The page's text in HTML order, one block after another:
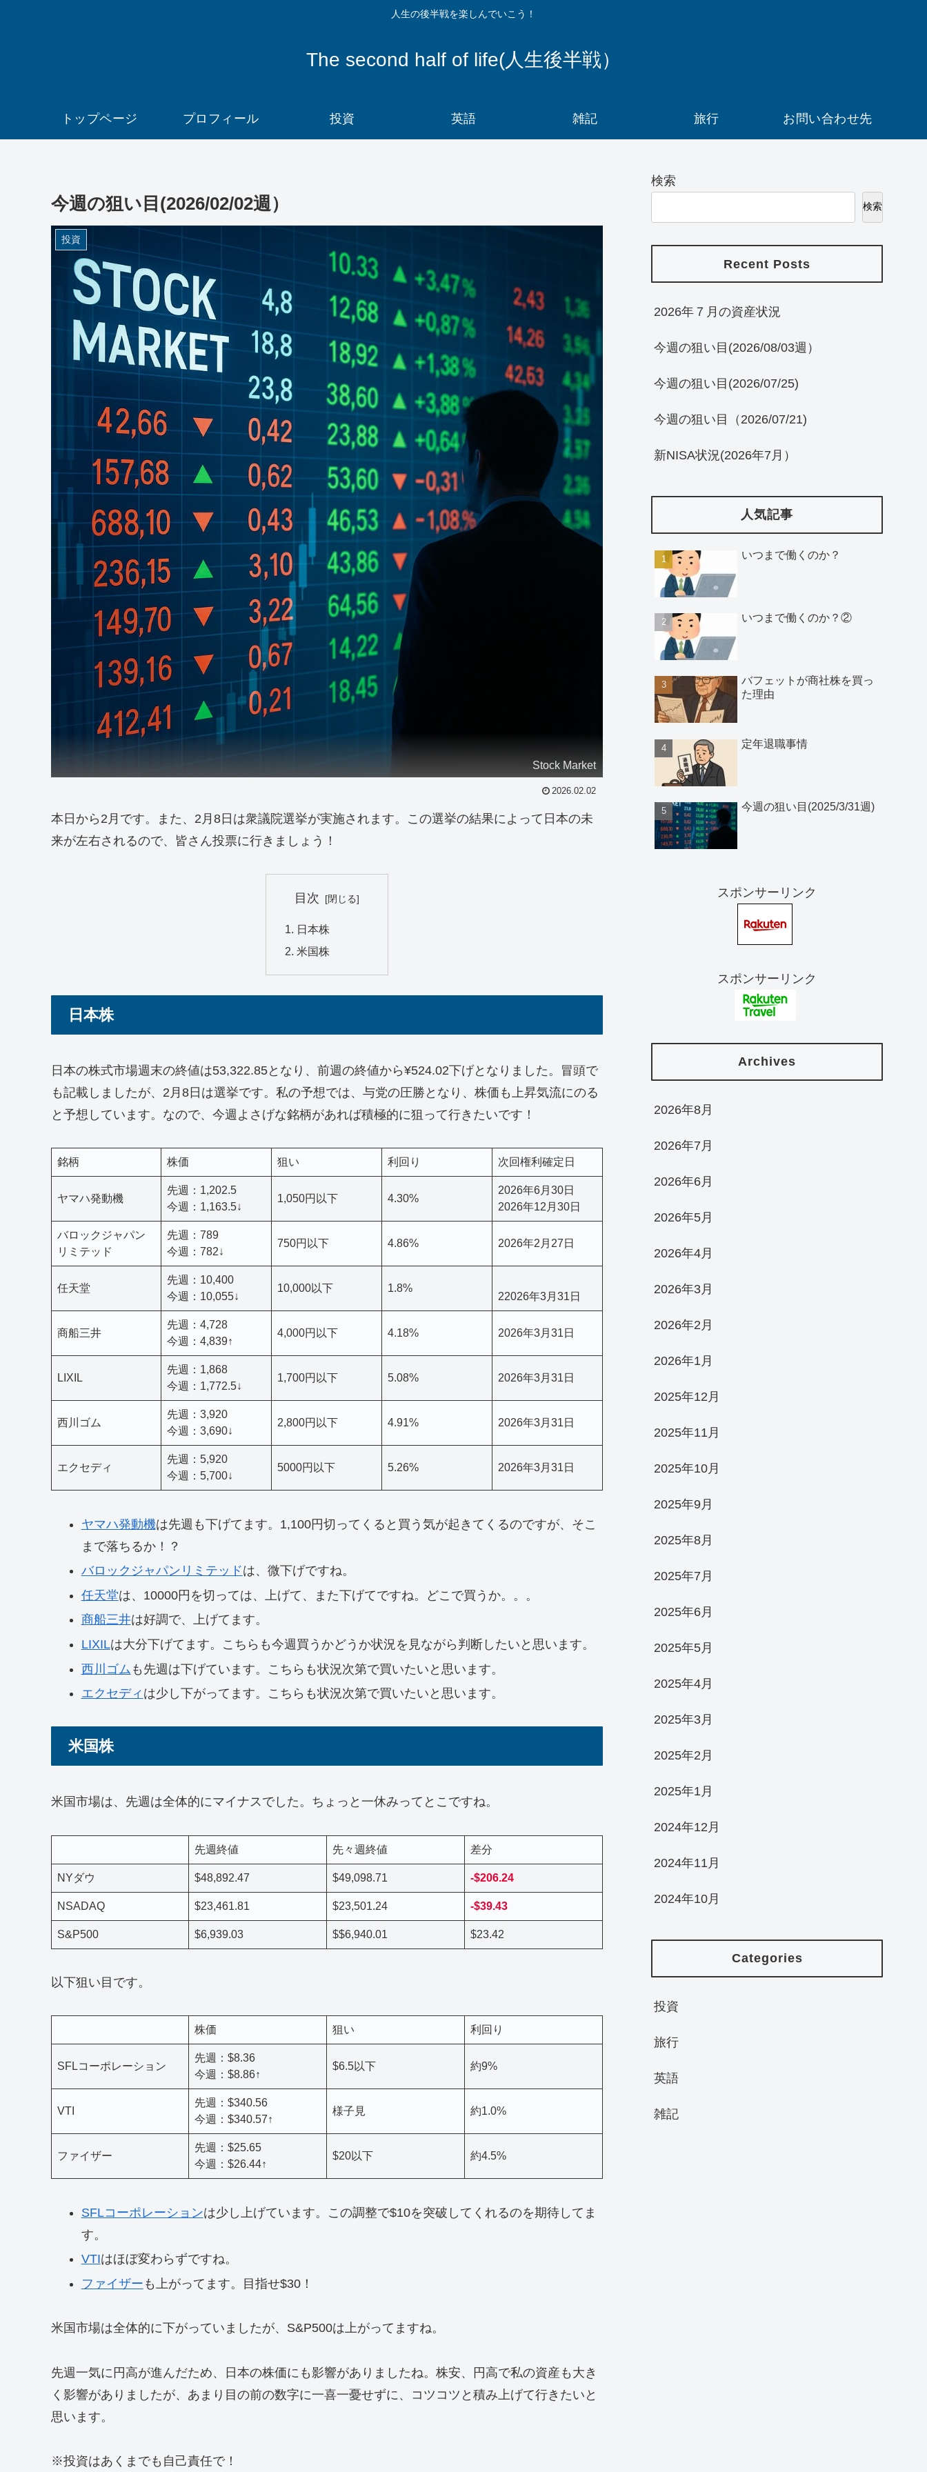
人生の後半戦を楽しんでいこう！
The second half of life(人生後半戦）
トップページ プロフィール 投資 英語 雑記 旅行 お問い合わせ先
今週の狙い目(2026/02/02週）
投資
Stock Market
2026.02.02
本日から2月です。また、2月8日は衆議院選挙が実施されます。この選挙の結果によって日本の未
来が左右されるので、皆さん投票に行きましょう！
目次
日本株
米国株
日本株
日本の株式市場週末の終値は53,322.85となり、前週の終値から¥524.02下げとなりました。冒頭で
も記載しましたが、2月8日は選挙です。私の予想では、与党の圧勝となり、株価も上昇気流にのる
と予想しています。なので、今週よさげな銘柄があれば積極的に狙って行きたいです！
銘柄 株価 狙い 利回り 次回権利確定日
ヤマハ発動機
先週：1,202.5
今週：1,163.5↓
1,050円以下 4.30%
2026年6月30日
2026年12月30日
バロックジャパン
リミテッド
先週：789
今週：782↓
750円以下 4.86% 2026年2月27日
任天堂
先週：10,400
今週：10,055↓
10,000以下 1.8%
22026年3月31日
商船三井
先週：4,728
今週：4,839↑
4,000円以下 4.18% 2026年3月31日
LIXIL
先週：1,868
今週：1,772.5↓
1,700円以下 5.08% 2026年3月31日
西川ゴム
先週：3,920
今週：3,690↓
2,800円以下 4.91% 2026年3月31日
エクセディ
先週：5,920
今週：5,700↓
5000円以下 5.26% 2026年3月31日
ヤマハ発動機は先週も下げてます。1,100円切ってくると買う気が起きてくるのですが、そこ
まで落ちるか！？
バロックジャパンリミテッドは、微下げですね。
任天堂は、10000円を切っては、上げて、また下げてですね。どこで買うか。。。
商船三井は好調で、上げてます。
LIXILは大分下げてます。こちらも今週買うかどうか状況を見ながら判断したいと思います。
西川ゴム も先週は下げています。こちらも状況次第で買いたいと思います。
エクセディ は少し下がってます。こちらも状況次第で買いたいと思います。
米国株
米国市場は、先週は全体的にマイナスでした。ちょっと一休みってとこですね。
先週終値 先々週終値 差分
NYダウ $48,892.47 $49,098.71 -$206.24
NSADAQ $23,461.81 $23,501.24 -$39.43
S&P500 $6,939.03 $$6,940.01 $23.42
以下狙い目です。
株価 狙い 利回り
SFLコーポレーション
先週：$8.36
今週：$8.86↑
$6.5以下 約9%
VTI
先週：$340.56
今週：$340.57↑
様子見 約1.0%
ファイザー
先週：$25.65
今週：$26.44↑
$20以下 約4.5%
SFLコーポレーションは少し上げています。この調整で$10を突破してくれるのを期待してま
す。
VTIはほぼ変わらずですね。
ファイザー も上がってます。目指せ$30！
米国市場は全体的に下がっていましたが、S&P500は上がってますね。
先週一気に円高が進んだため、日本の株価にも影響がありましたね。株安、円高で私の資産も大き
く影響がありましたが、あまり目の前の数字に一喜一憂せずに、コツコツと積み上げて行きたいと
思います。
※投資はあくまでも自己責任で！
検索
検索
Recent Posts
2026年７月の資産状況
今週の狙い目(2026/08/03週）
今週の狙い目(2026/07/25)
今週の狙い目（2026/07/21)
新NISA状況(2026年7月）
人気記事
いつまで働くのか？
いつまで働くのか？②
バフェットが商社株を買っ
た理由
定年退職事情
今週の狙い目(2025/3/31週)
スポンサーリンク
スポンサーリンク
Archives
2026年8月
2026年7月
2026年6月
2026年5月
2026年4月
2026年3月
2026年2月
2026年1月
2025年12月
2025年11月
2025年10月
2025年9月
2025年8月
2025年7月
2025年6月
2025年5月
2025年4月
2025年3月
2025年2月
2025年1月
2024年12月
2024年11月
2024年10月
Categories
投資
旅行
英語
雑記